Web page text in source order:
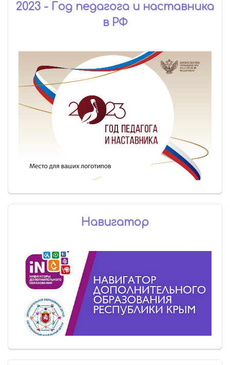
2023 - Год педагога и наставника
в РФ
Навигатор